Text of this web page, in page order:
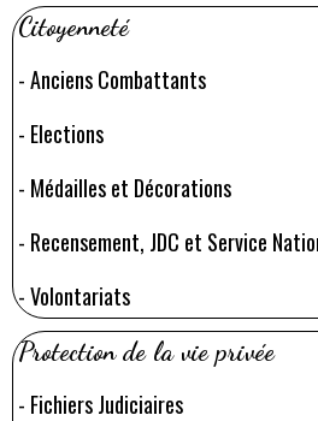
Citoyenneté
-Anciens Combattants
- Elections
- Médailles et Décorations
- Recensement, JDC et Service
-Volontariats
Protection de la vie privée
- Fichiers Judiciaires